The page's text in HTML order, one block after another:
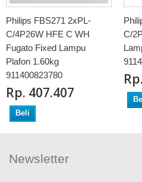
Philips FBS271 2xPL-
C/4P26W HFE C WH
Fugato Fixed Lampu
Plafon 1.60kg
911400823780
Rp‎. 407.407
Beli
C/
Newsletter